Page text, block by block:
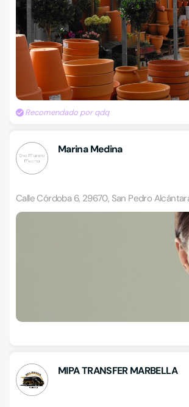
Recomendado por qdq
Marina Medina
Calle Córdoba 6, 29670, San Pedro
MIPA TRANSFER MARBELLA